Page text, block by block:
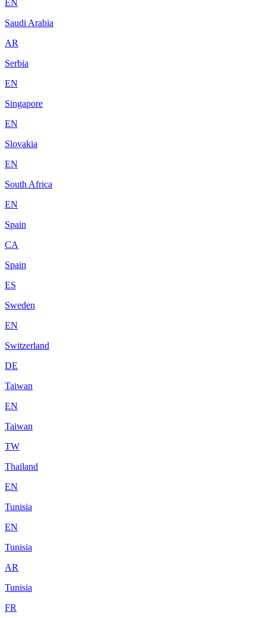
EN
Saudi Arabia
AR
Serbia
EN
Singapore
EN
Slovakia
EN
South Africa
EN
Spain
CA
Spain
ES
Sweden
EN
Switzerland
DE
Taiwan
EN
Taiwan
TW
Thailand
EN
Tunisia
EN
Tunisia
AR
Tunisia
FR